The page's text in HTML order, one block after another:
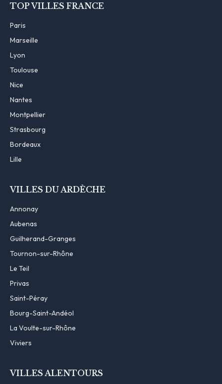
TOP VILLES FRANCE
Paris
Marseille
Lyon
Toulouse
Nice
Nantes
Montpellier
Strasbourg
Bordeaux
Lille
VILLES DU ARDÈCHE
Annonay
Aubenas
Guilherand-Granges
Tournon-sur-Rhône
Le Teil
Privas
Saint-Péray
Bourg-Saint-Andéol
La Voulte-sur-Rhône
Viviers
VILLES ALENTOURS